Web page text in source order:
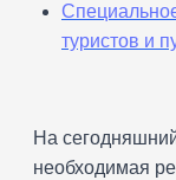
туристов и
На
необходимая